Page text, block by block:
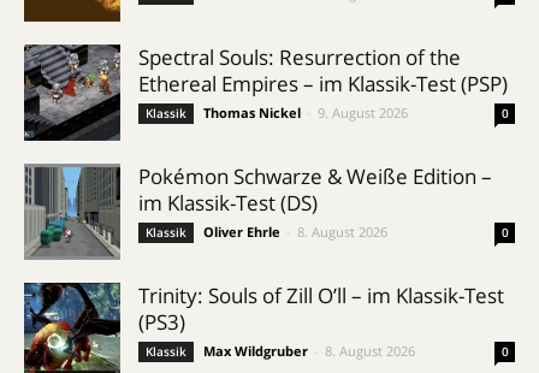
Spectral Souls: Resurrection of the
Ethereal Empires – im Klassik-Test (PSP)
Klassik Thomas Nickel 9. August 2026 0
Pokémon Schwarze & Weiße Edition –
im Klassik-Test (DS)
Klassik Oliver Ehrle 8. August 2026 0
Trinity: Souls of Zill O’ll – im Klassik-Test
(PS3)
Klassik Max Wildgruber 8. August 2026 0